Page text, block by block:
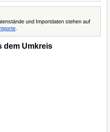
und Importdaten stehen auf
dem Umkreis